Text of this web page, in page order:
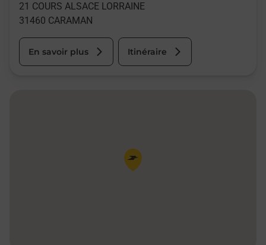
21 COURS ALSACE LORRAINE
31460 CARAMAN
En savoir plus Itinéraire
Pin de la carte